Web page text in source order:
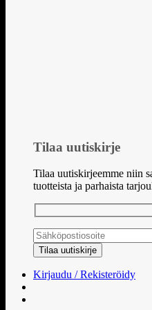
Tilaa uutiskirje
Tilaa uutiskirjeemme niin
tuotteista ja parhaista
Kirjaudu / Rekisteröidy